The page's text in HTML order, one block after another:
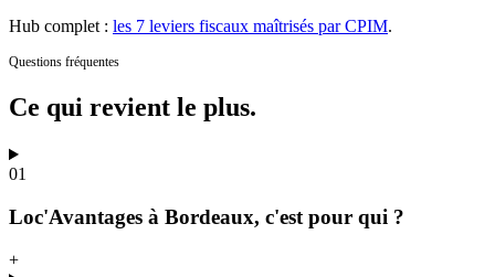
Hub complet : les 7 leviers fiscaux maîtrisés par CPIM.
Questions fréquentes
Ce qui revient le plus.
01
Loc'Avantages à Bordeaux, c'est pour qui ?
+